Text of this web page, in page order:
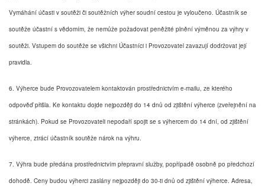
Vymáhání účasti v soutěži či soutěžních výher soudní cestou je vyloučeno. Účastník se
soutěže účastní s vědomím, že nemůže požadovat peněžité plnění výměnou za výhry v
soutěži. Vstupem do soutěže se všichni Účastníci i Provozovatel zavazují dodržovat její
pravidla.
6. Výherce bude Provozovatelem kontaktován prostřednictvím e-mailu, ze kterého
odpověď přišla. Ke kontaktu dojde nejpozději do 14 dnů od zjištění výherce (zveřejnění na
stránkách). Pokud se Provozovateli nepodaří spojit se s výhercem do 14 dní, od zjištění
výherce, ztrácí účastník soutěže nárok na výhru.
7. Výhra bude předána prostřednictvím přepravní služby, popřípadě osobně po předchozí
dohodě. Ceny budou výherci zaslány nejpozději do 30-ti dnů od zjištění výherce. Adresa,